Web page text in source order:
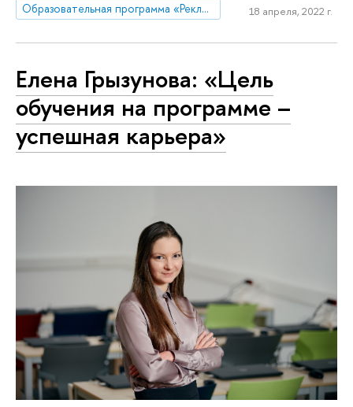
Образовательная программа «Реклама и связи с общественностью»
18 апреля, 2022 г.
Елена Грызунова: «Цель
обучения на программе –
успешная карьера»